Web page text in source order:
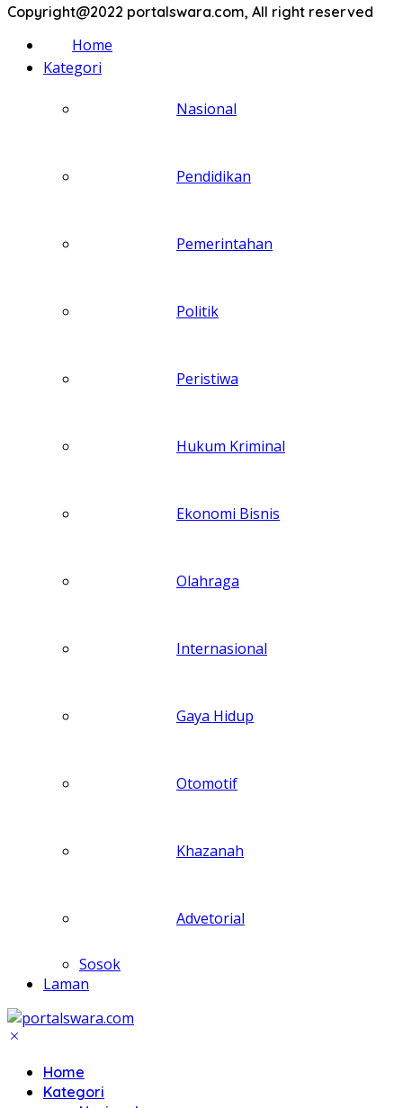
Copyright@2022 portalswara.com, All right reserved
Home
Kategori
Nasional
Pendidikan
Pemerintahan
Politik
Peristiwa
Hukum Kriminal
Ekonomi Bisnis
Olahraga
Internasional
Gaya Hidup
Otomotif
Khazanah
Advetorial
Sosok
Laman
Home
Kategori